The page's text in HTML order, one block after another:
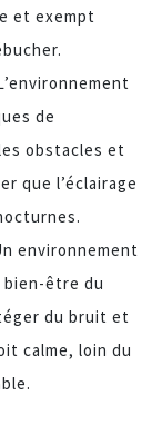
et exempt
de
obstacles et
que l’éclairage
environnement
être du
du bruit et
calme, loin du